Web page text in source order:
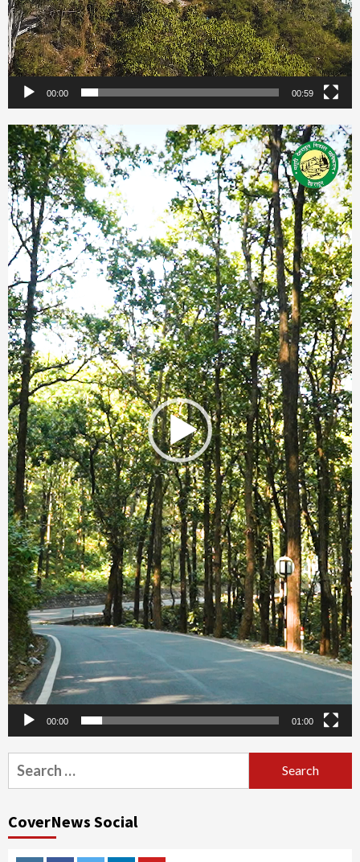
00:00 00:59
Video
Player
00:00 01:00
Search
for:
CoverNews Social